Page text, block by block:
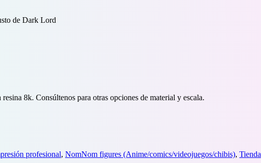
de Dark Lord
8k. Consúltenos para otras opciones de material y escala.
profesional, NomNom figures (Anime/comics/videojuegos/chibis), Tienda